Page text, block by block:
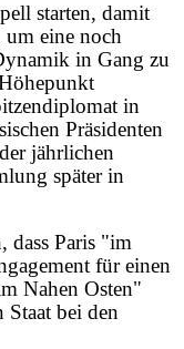
starten, damit
um eine noch
in Gang zu
in
Präsidenten
jährlichen
später in
dass Paris "im
für einen
Nahen Osten"
Staat bei den